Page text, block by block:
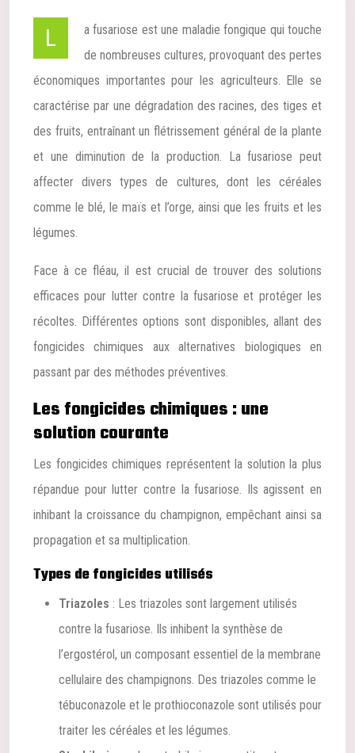
La fusariose est une maladie fongique qui touche
de nombreuses cultures, provoquant des pertes
économiques importantes pour les agriculteurs. Elle se
caractérise par une dégradation des racines, des tiges et
des fruits, entraînant un flétrissement général de la plante
et une diminution de la production. La fusariose peut
affecter divers types de cultures, dont les céréales
comme le blé, le maïs et l’orge, ainsi que les fruits et les
légumes.
Face à ce fléau, il est crucial de trouver des solutions
efficaces pour lutter contre la fusariose et protéger les
récoltes. Différentes options sont disponibles, allant des
fongicides chimiques aux alternatives biologiques en
passant par des méthodes préventives.
Les fongicides chimiques : une
solution courante
Les fongicides chimiques représentent la solution la plus
répandue pour lutter contre la fusariose. Ils agissent en
inhibant la croissance du champignon, empêchant ainsi sa
propagation et sa multiplication.
Types de fongicides utilisés
Triazoles : Les triazoles sont largement utilisés
contre la fusariose. Ils inhibent la synthèse de
l’ergostérol, un composant essentiel de la membrane
cellulaire des champignons. Des triazoles comme le
tébuconazole et le prothioconazole sont utilisés pour
traiter les céréales et les légumes.